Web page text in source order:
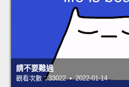
請不要難過
觀看次數：33022 • 2022-01-14